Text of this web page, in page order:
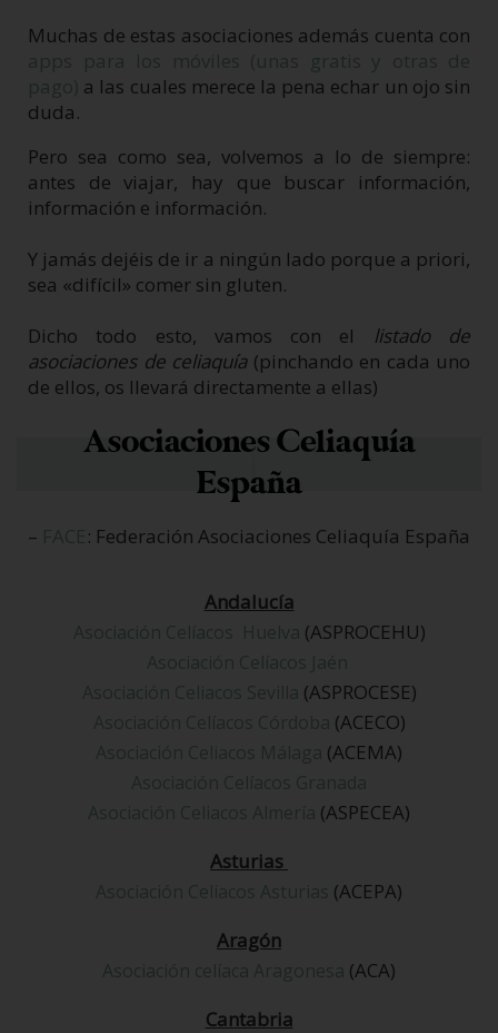
Muchas de estas asociaciones además cuenta con
apps para los móviles (unas gratis y otras de
pago) a las cuales merece la pena echar un ojo sin
duda.
Pero sea como sea, volvemos a lo de siempre:
antes de viajar, hay que buscar información,
información e información.
Y jamás dejéis de ir a ningún lado porque a priori,
sea «difícil» comer sin gluten.
Dicho todo esto, vamos con el listado de
asociaciones de celiaquía(pinchando en cada uno
de ellos, os llevará directamente a ellas)
Asociaciones Celiaquía
España
– FACE: Federación Asociaciones Celiaquía España
Andalucía
Asociación Celíacos Huelva (ASPROCEHU)
Asociación Celíacos Jaén
Asociación Celiacos Sevilla (ASPROCESE)
Asociación Celíacos Córdoba (ACECO)
Asociación Celiacos Málaga (ACEMA)
Asociación Celíacos Granada
Asociación Celiacos Almería (ASPECEA)
Asturias
Asociación Celiacos Asturias (ACEPA)
Aragón
Asociación celíaca Aragonesa (ACA)
Cantabria